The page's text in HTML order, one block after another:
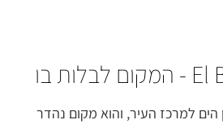
הים למרכז העיר, והוא מקום נהדר